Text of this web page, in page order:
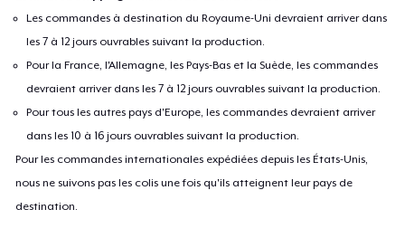
Les commandes à destination du Royaume-Uni devraient arriver dans
les 7 à 12 jours ouvrables suivant la production.
Pour la France, l'Allemagne, les Pays-Bas et la Suède, les commandes
devraient arriver dans les 7 à 12 jours ouvrables suivant la production.
Pour tous les autres pays d'Europe, les commandes devraient arriver
dans les 10 à 16 jours ouvrables suivant la production.
Pour les commandes internationales expédiées depuis les États-Unis,
nous ne suivons pas les colis une fois qu'ils atteignent leur pays de
destination.